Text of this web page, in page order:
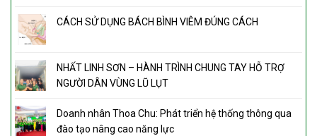
CÁCH SỬ DỤNG BÁCH BÌNH VIÊM ĐÚNG CÁCH
NHẤT LINH SƠN – HÀNH TRÌNH CHUNG TAY HỖ TRỢ
NGƯỜI DÂN VÙNG LŨ LỤT
Doanh nhân Thoa Chu: Phát triển hệ thống thông qua
đào tạo nâng cao năng lực